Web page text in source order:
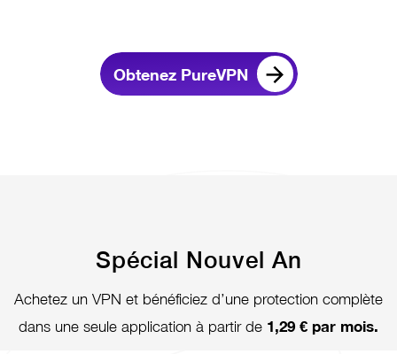
Obtenez PureVPN
Spécial Nouvel An
Achetez un VPN et bénéficiez d’une protection complète
dans une seule application à partir de 1,29 € par mois.